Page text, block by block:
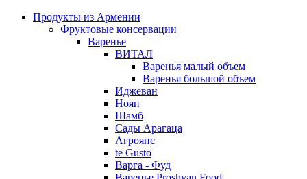
Продукты из Армении
Фруктовые консервации
Варенье
ВИТАЛ
Варенья малый объем
Варенья большой объем
Иджеван
Ноян
Шамб
Сады Арагаца
Агроянс
te Gusto
Варга - Фуд